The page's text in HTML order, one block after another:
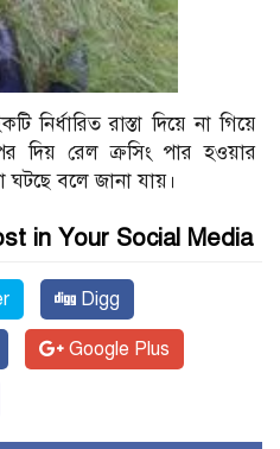
নির্ধারিত রাস্তা দিয়ে না গিয়ে
দিয় রেল ক্রসিং পার হওয়ার
ঘটছে বলে জানা যায়।
in Your Social Media
Digg
Google Plus